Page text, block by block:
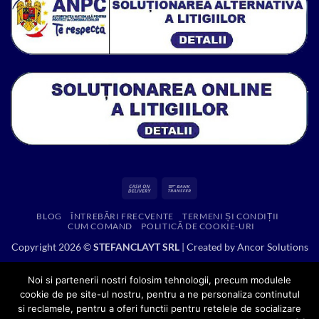
Cash
Delivery
BLOG ÎNTREBĂRI FRECVENTE
TERMENI ȘI CONDIȚII
CUM COMAND
POLITICĂ DE COOKIE-URI
Copyright 2026 ©STEFANCLAYT SRL| Created byAncor Solutions
Noi si partenerii nostri folosim tehnologii, precum modulele
cookie de pe site-ul nostru, pentru a ne personaliza continutul
si reclamele, pentru a oferi functii pentru retelele de socializare